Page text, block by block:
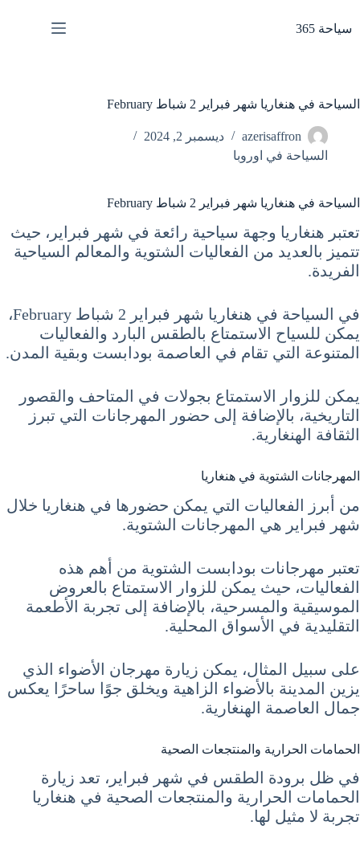
المحتوى
سياحة 365
السياحة في هنغاريا شهر فبراير 2 شباط February
azerisaffron
ديسمبر 2, 2024
السياحة في اوروبا
السياحة في هنغاريا شهر فبراير 2 شباط February
تعتبر هنغاريا وجهة سياحية رائعة في شهر فبراير، حيث
تتميز بالعديد من الفعاليات الشتوية والمعالم السياحية
الفريدة.
في السياحة في هنغاريا شهر فبراير 2 شباط February،
يمكن للسياح الاستمتاع بالطقس البارد والفعاليات
المتنوعة التي تقام في العاصمة بودابست وبقية المدن.
يمكن للزوار الاستمتاع بجولات في المتاحف والقصور
التاريخية، بالإضافة إلى حضور المهرجانات التي تبرز
الثقافة الهنغارية.
المهرجانات الشتوية في هنغاريا
من أبرز الفعاليات التي يمكن حضورها في هنغاريا خلال
شهر فبراير هي المهرجانات الشتوية.
تعتبر مهرجانات بودابست الشتوية من أهم هذه
الفعاليات، حيث يمكن للزوار الاستمتاع بالعروض
الموسيقية والمسرحية، بالإضافة إلى تجربة الأطعمة
التقليدية في الأسواق المحلية.
على سبيل المثال، يمكن زيارة مهرجان الأضواء الذي
يزين المدينة بالأضواء الزاهية ويخلق جوًا ساحرًا يعكس
جمال العاصمة الهنغارية.
الحمامات الحرارية والمنتجعات الصحية
في ظل برودة الطقس في شهر فبراير، تعد زيارة
الحمامات الحرارية والمنتجعات الصحية في هنغاريا
تجربة لا مثيل لها.